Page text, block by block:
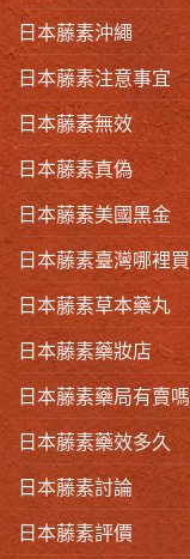
日本藤素沖繩
日本藤素注意事宜
日本藤素無效
日本藤素真偽
日本藤素美國黑金
日本藤素臺灣哪裡買
日本藤素草本藥丸
日本藤素藥妝店
日本藤素藥局有賣嗎
日本藤素藥效多久
日本藤素討論
日本藤素評價